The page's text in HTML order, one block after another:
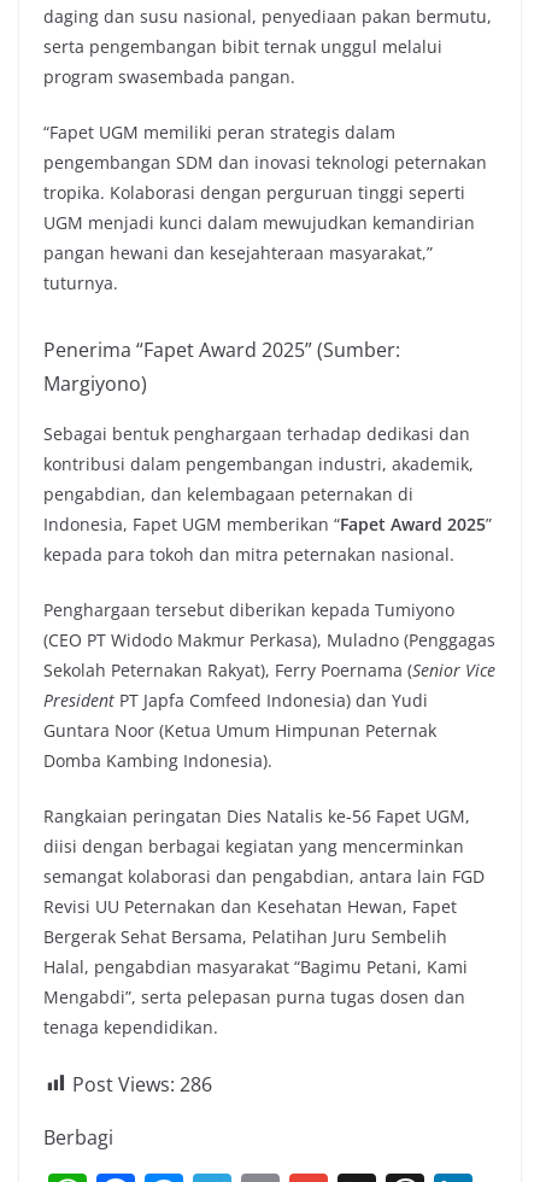
daging dan susu nasional, penyediaan pakan bermutu,
serta pengembangan bibit ternak unggul melalui
program swasembada pangan.
“Fapet UGM memiliki peran strategis dalam
pengembangan SDM dan inovasi teknologi peternakan
tropika. Kolaborasi dengan perguruan tinggi seperti
UGM menjadi kunci dalam mewujudkan kemandirian
pangan hewani dan kesejahteraan masyarakat,”
tuturnya.
Penerima “Fapet Award 2025” (Sumber:
Margiyono)
Sebagai bentuk penghargaan terhadap dedikasi dan
kontribusi dalam pengembangan industri, akademik,
pengabdian, dan kelembagaan peternakan di
Indonesia, Fapet UGM memberikan “Fapet Award 2025”
kepada para tokoh dan mitra peternakan nasional.
Penghargaan tersebut diberikan kepada Tumiyono
(CEO PT Widodo Makmur Perkasa), Muladno (Penggagas
Sekolah Peternakan Rakyat), Ferry Poernama (Senior Vice
President PT Japfa Comfeed Indonesia) dan Yudi
Guntara Noor (Ketua Umum Himpunan Peternak
Domba Kambing Indonesia).
Rangkaian peringatan Dies Natalis ke-56 Fapet UGM,
diisi dengan berbagai kegiatan yang mencerminkan
semangat kolaborasi dan pengabdian, antara lain FGD
Revisi UU Peternakan dan Kesehatan Hewan, Fapet
Bergerak Sehat Bersama, Pelatihan Juru Sembelih
Halal, pengabdian masyarakat “Bagimu Petani, Kami
Mengabdi”, serta pelepasan purna tugas dosen dan
tenaga kependidikan.
Post Views: 286
Berbagi